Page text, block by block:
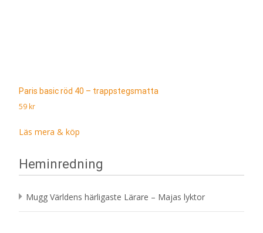
Paris basic röd 40 – trappstegsmatta
59 kr
Läs mera & köp
Heminredning
Mugg Världens härligaste Lärare – Majas lyktor